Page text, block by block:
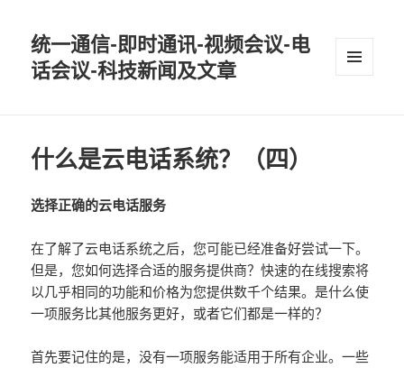
统一通信-即时通讯-视频会议-电
话会议-科技新闻及文章
什么是云电话系统？（四）
选择正确的云电话服务
在了解了云电话系统之后，您可能已经准备好尝试一下。
但是，您如何选择合适的服务提供商？快速的在线搜索将
以几乎相同的功能和价格为您提供数千个结果。是什么使
一项服务比其他服务更好，或者它们都是一样的？
首先要记住的是，没有一项服务能适用于所有企业。一些